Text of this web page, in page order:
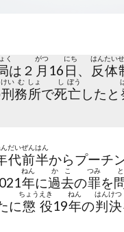
く
は２ 月
がつ
16 日
にち
、 反
はん
体
たい
刑
けい
務
む
所
しょ
で死
し
亡
ぼう
したと
代
だい
前
ぜん
半
はん
からプーチ
年
ねん
に過
か
去
こ
の罪
つみ
を
と
に懲
ちょう
役
えき
19年
ねん
の判
はん
決
けつ